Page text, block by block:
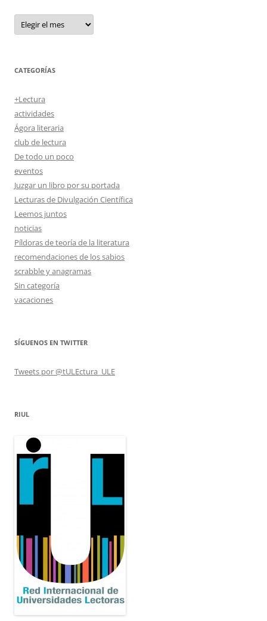
Archivos
CATEGORÍAS
+Lectura
actividades
Ágora literaria
club de lectura
De todo un poco
eventos
Juzgar un libro por su portada
Lecturas de Divulgación Científica
Leemos juntos
noticias
Píldoras de teoría de la literatura
recomendaciones de los sabios
scrabble y anagramas
Sin categoría
vacaciones
SÍGUENOS EN TWITTER
Tweets por @tULEctura_ULE
RIUL